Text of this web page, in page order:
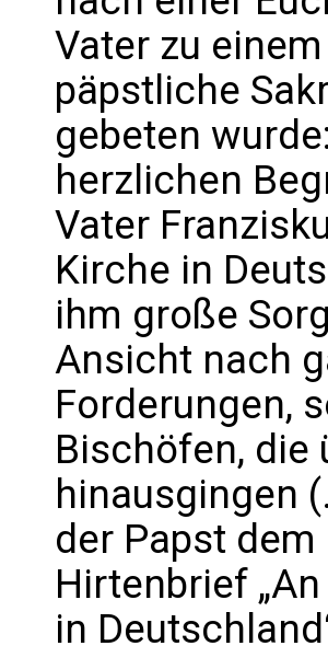
Vater zu
päpstliche
gebeten
herzlichen
Vater
Kirche in
ihm große
Ansicht nach
Forderungen,
Bischöfen, die
hinausgingen
der Papst
Hirtenbrief
in